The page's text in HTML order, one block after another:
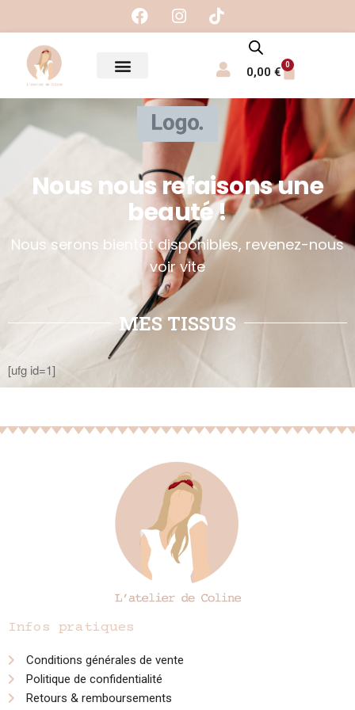
0,00 € 0
Nous nous refaisons une
beauté !
Nous serons bientôt disponibles, revenez-nous
voir vite
MES TISSUS
[ufg id=1]
Infos pratiques
Conditions générales de vente
Politique de confidentialité
Retours & remboursements